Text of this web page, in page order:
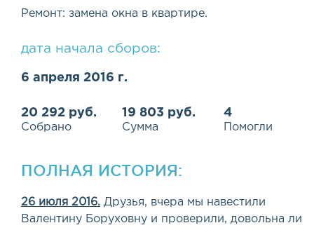
Ремонт: замена окна в квартире.
дата начала сборов:
6 апреля 2016 г.
20 292 руб.
Собрано
19 803 руб.
Сумма
4
Помогли
ПОЛНАЯ ИСТОРИЯ:
26 июля 2016. Друзья, вчера мы навестили
Валентину Боруховну и проверили, довольна ли